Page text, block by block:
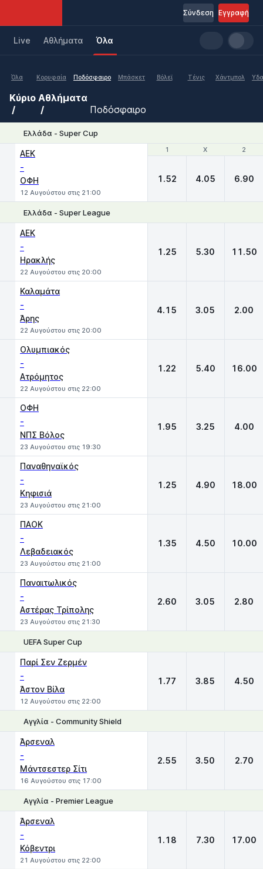
Εγγραφή
Σύνδεση
Live Aθλήματα Όλα
Όλα Κορυφαία Ποδόσφαιρο Μπάσκετ Βόλεϊ Τένις Χάντμπολ
Κύριο Αθλήματα
Ποδόσφαιρο
Ελλάδα - Super Cup
1 X 2
ΑΕΚ
-
ΟΦΗ
12 Αυγούστου στις 21:00
1 X 2
1.52 4.05 6.90
Ελλάδα - Super League
ΑΕΚ
-
Ηρακλής
22 Αυγούστου στις 20:00
1.25 5.30 11.50
Καλαμάτα
-
Άρης
22 Αυγούστου στις 20:00
4.15 3.05 2.00
Ολυμπιακός
-
Ατρόμητος
22 Αυγούστου στις 22:00
1.22 5.40 16.00
ΟΦΗ
-
ΝΠΣ Βόλος
23 Αυγούστου στις 19:30
1.95 3.25 4.00
Παναθηναϊκός
-
Κηφισιά
23 Αυγούστου στις 21:00
1.25 4.90 18.00
ΠΑΟΚ
-
Λεβαδειακός
23 Αυγούστου στις 21:00
1.35 4.50 10.00
Παναιτωλικός
-
Αστέρας Τρίπολης
23 Αυγούστου στις 21:30
2.60 3.05 2.80
UEFA Super Cup
Παρί Σεν Ζερμέν
-
Άστον Βίλα
12 Αυγούστου στις 22:00
1.77 3.85 4.50
Αγγλία - Community Shield
Άρσεναλ
-
Μάντσεστερ Σίτι
16 Αυγούστου στις 17:00
2.55 3.50 2.70
Αγγλία - Premier League
Άρσεναλ
-
Κόβεντρι
21 Αυγούστου στις 22:00
1.18 7.30 17.00